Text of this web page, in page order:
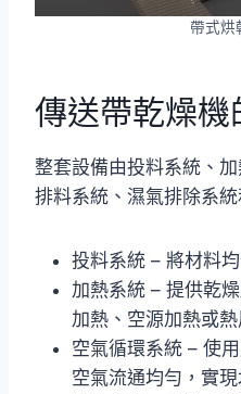
帶式烘
傳送帶乾燥機
整套設備由投料系統、
排料系統、濕氣排除系統
投料系統 – 將材料
加熱系統 – 提供乾
加熱、空源加熱或熱
空氣循環系統 – 使
空氣流通均勻，實現